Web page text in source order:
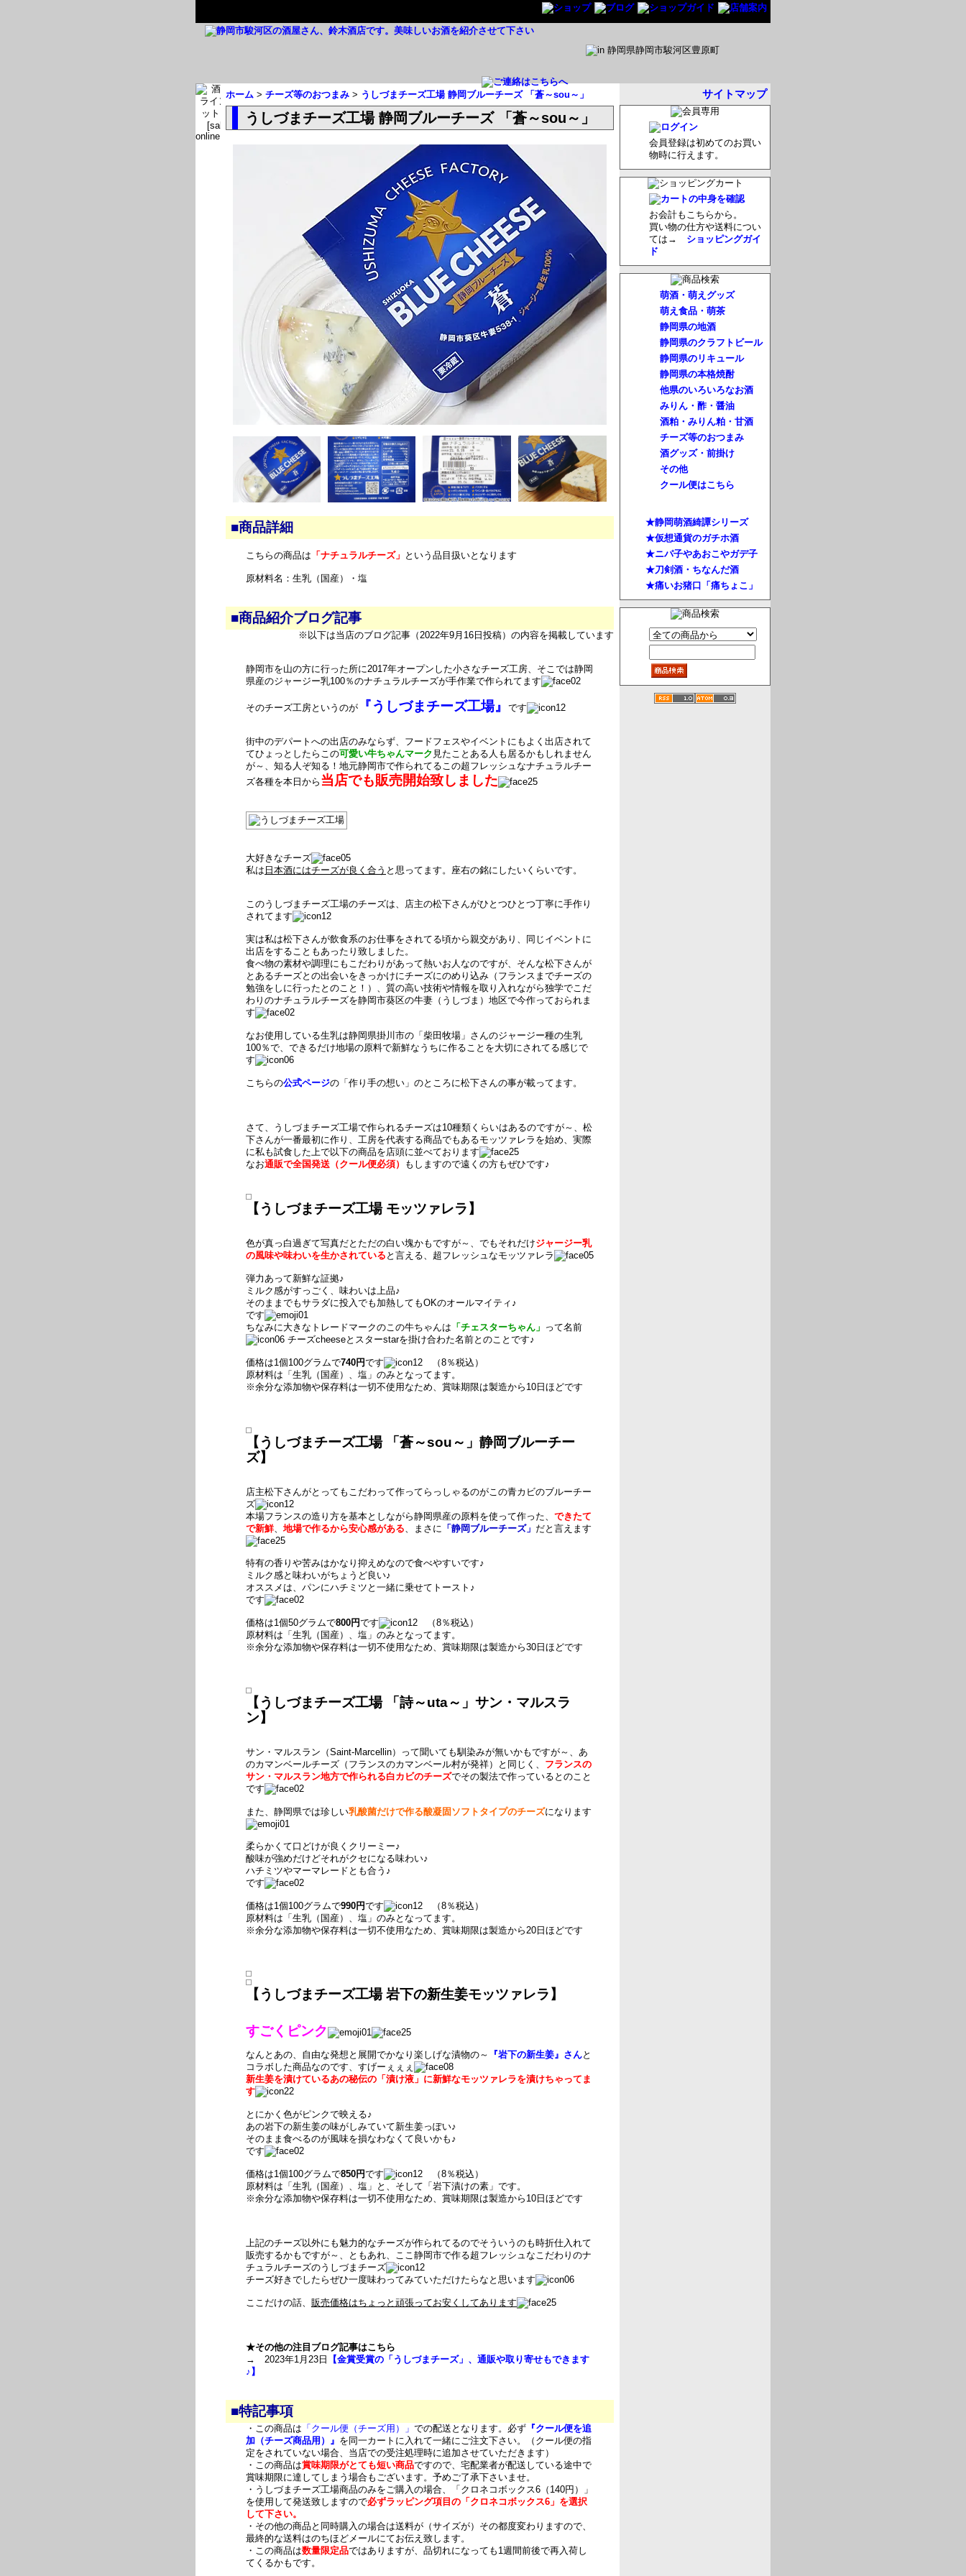
ホーム > チーズ等のおつまみ > うしづまチーズ工場 静岡ブルーチーズ 「蒼～sou～」
うしづまチーズ工場 静岡ブルーチーズ 「蒼～sou～」
■商品詳細
こちらの商品は 「ナチュラルチーズ」 という品目扱いとなります
原材料名：生乳（国産）・塩
■商品紹介ブログ記事
※以下は当店のブログ記事（2022年9月16日投稿）の内容を掲載しています
静岡市を山の方に行った所に2017年オープンした小さなチーズ工房、そこでは静岡
県産のジャージー乳100％のナチュラルチーズが手作業で作られてます
そのチーズ工房というのが 『うしづまチーズ工場』 です
街中のデパートへの出店のみならず、フードフェスやイベントにもよく出店されて
てひょっとしたらこの可愛い牛ちゃんマーク 見たことある人も居るかもしれません
が～、知る人ぞ知る！地元静岡市で作られてるこの超フレッシュなナチュラルチー
ズ各種を本日から 当店でも販売開始致しました
大好きなチーズ
私は 日本酒にはチーズが良く合う と思ってます。座右の銘にしたいくらいです。
このうしづまチーズ工場のチーズは、店主の松下さんがひとつひとつ丁寧に手作り
されてます
実は私は松下さんが飲食系のお仕事をされてる頃から親交があり、同じイベントに
出店をすることもあったり致しました。
食べ物の素材や調理にもこだわりがあって熱いお人なのですが、そんな松下さんが
とあるチーズとの出会いをきっかけにチーズにのめり込み（フランスまでチーズの
勉強をしに行ったとのこと！）、質の高い技術や情報を取り入れながら独学でこだ
わりのナチュラルチーズを静岡市葵区の牛妻（うしづま）地区で今作っておられま
す
なお使用している生乳は静岡県掛川市の「柴田牧場」さんのジャージー種の生乳
100％で、できるだけ地場の原料で新鮮なうちに作ることを大切にされてる感じで
す
こちらの公式ページの「作り手の想い」のところに松下さんの事が載ってます。
さて、うしづまチーズ工場で作られるチーズは10種類くらいはあるのですが～、松
下さんが一番最初に作り、工房を代表する商品でもあるモッツァレラを始め、実際
に私も試食した上で以下の商品を店頭に並べております
なお通販で全国発送（クール便必須） もしますので遠くの方もぜひです♪
【うしづまチーズ工場 モッツァレラ】
色が真っ白過ぎて写真だとただの白い塊かもですが～、でもそれだけジャージー乳
の風味や味わいを生かされている と言える、超フレッシュなモッツァレラ
弾力あって新鮮な証拠♪
ミルク感がすっごく、味わいは上品♪
そのままでもサラダに投入でも加熱してもOKのオールマイティ♪
です
ちなみに大きなトレードマークのこの牛ちゃんは 「チェスターちゃん」 って名前
チーズcheeseとスターstarを掛け合わた名前とのことです♪
価格は1個100グラムで740円です
（8％税込）
原材料は「生乳（国産）、塩」のみとなってます。
※余分な添加物や保存料は一切不使用なため、賞味期限は製造から10日ほどです
【うしづまチーズ工場 「蒼～sou～」静岡ブルーチー
ズ】
店主松下さんがとってもこだわって作ってらっしゃるのがこの青カビのブルーチー
ズ
本場フランスの造り方を基本としながら静岡県産の原料を使って作った、 できたて
で新鮮、 地場で作るから安心感がある、まさに 「静岡ブルーチーズ」 だと言えます
特有の香りや苦みはかなり抑えめなので食べやすいです♪
ミルク感と味わいがちょうど良い♪
オススメは、パンにハチミツと一緒に乗せてトースト♪
です
価格は1個50グラムで800円です
（8％税込）
原材料は「生乳（国産）、塩」のみとなってます。
※余分な添加物や保存料は一切不使用なため、賞味期限は製造から30日ほどです
【うしづまチーズ工場 「詩～uta～」サン・マルスラ
ン】
サン・マルスラン（Saint-Marcellin）って聞いても馴染みが無いかもですが～、あ
のカマンベールチーズ（フランスのカマンベール村が発祥）と同じく、 フランスの
サン・マルスラン地方で作られる白カビのチーズでその製法で作っているとのこと
です
また、静岡県では珍しい乳酸菌だけで作る酸凝固ソフトタイプのチーズになります
柔らかくて口どけが良くクリーミー♪
酸味が強めだけどそれがクセになる味わい♪
ハチミツやマーマレードとも合う♪
です
価格は1個100グラムで990円です
（8％税込）
原材料は「生乳（国産）、塩」のみとなってます。
※余分な添加物や保存料は一切不使用なため、賞味期限は製造から20日ほどです
【うしづまチーズ工場 岩下の新生姜モッツァレラ】
すごくピンク
なんとあの、自由な発想と展開でかなり楽しげな漬物の～ 『岩下の新生姜』さんと
コラボした商品なのです、すげーぇぇぇ
新生姜を漬けているあの秘伝の「漬け液」に新鮮なモッツァレラを漬けちゃってま
す
とにかく色がピンクで映える♪
あの岩下の新生姜の味がしみていて新生姜っぽい♪
そのまま食べるのが風味を損なわなくて良いかも♪
です
価格は1個100グラムで850円です
（8％税込）
原材料は「生乳（国産）、塩」と、そして「岩下漬けの素」です。
※余分な添加物や保存料は一切不使用なため、賞味期限は製造から10日ほどです
上記のチーズ以外にも魅力的なチーズが作られてるのでそういうのも時折仕入れて
販売するかもですが～、ともあれ、ここ静岡市で作る超フレッシュなこだわりのナ
チュラルチーズのうしづまチーズ
チーズ好きでしたらぜひ一度味わってみていただけたらなと思います
ここだけの話、 販売価格はちょっと頑張ってお安くしてあります
★その他の注目ブログ記事はこちら
→ 2023年1月23日
【金賞受賞の「うしづまチーズ」、通販や取り寄せもできます
♪】
■特記事項
・この商品は 「クール便（チーズ用）」 での配送となります。必ず 『クール便を追
加（チーズ商品用）』 を同一カートに入れて一緒にご注文下さい。（クール便の指
定をされていない場合、当店での受注処理時に追加させていただきます）
・この商品は賞味期限がとても短い商品ですので、宅配業者が配送している途中で
賞味期限に達してしまう場合もございます。予めご了承下さいませ。
・うしづまチーズ工場商品のみをご購入の場合、「クロネコボックス6（140円）」
を使用して発送致しますので必ずラッピング項目の「クロネコボックス6」を選択
して下さい。
・その他の商品と同時購入の場合は送料が（サイズが）その都度変わりますので、
最終的な送料はのちほどメールにてお伝え致します。
・この商品は数量限定品ではありますが、品切れになっても1週間前後で再入荷し
てくるかもです。
サイトマップ
会員登録は初めてのお買い
物時に行えます。
お会計もこちらから。
買い物の仕方や送料につい
ては→ ショッピングガイ
ド
萌酒・萌えグッズ
萌え食品・萌茶
静岡県の地酒
静岡県のクラフトビール
静岡県のリキュール
静岡県の本格焼酎
他県のいろいろなお酒
みりん・酢・醤油
酒粕・みりん粕・甘酒
チーズ等のおつまみ
酒グッズ・前掛け
その他
クール便はこちら
★静岡萌酒綺譚シリーズ
★仮想通貨のガチホ酒
★ニパ子やあおこやガデ子
★刀剣酒・ちなんだ酒
★痛いお猪口「痛ちょこ」